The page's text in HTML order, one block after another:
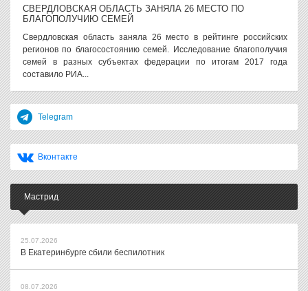
СВЕРДЛОВСКАЯ ОБЛАСТЬ ЗАНЯЛА 26 МЕСТО ПО
БЛАГОПОЛУЧИЮ СЕМЕЙ
Свердловская область заняла 26 место в рейтинге российских
регионов по благосостоянию семей. Исследование благополучия
семей в разных субъектах федерации по итогам 2017 года
составило РИА...
Telegram
Вконтакте
Мастрид
25.07.2026
В Екатеринбурге сбили беспилотник
08.07.2026